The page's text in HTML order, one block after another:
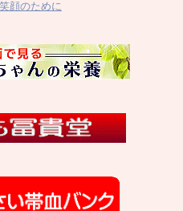
顔のために